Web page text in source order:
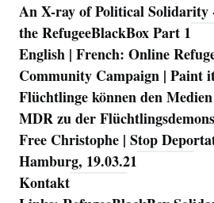
Navigation
An X-ray of Political Solidarity
the RefugeeBlackBox Part 1
English | French: Online
Community Campaign | Paint
Flüchtlinge können den
MDR zu der
Free Christophe | Stop
Hamburg, 19.03.21
Kontakt